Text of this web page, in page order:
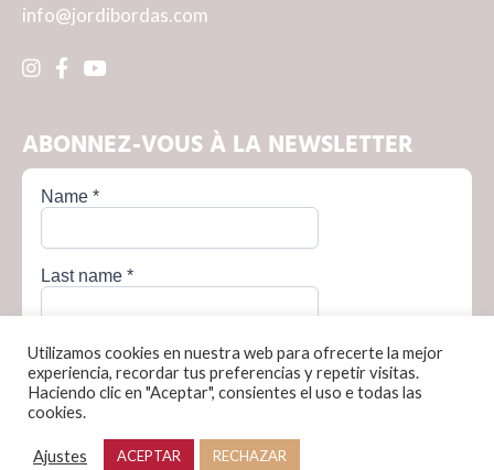
info@jordibordas.com
ABONNEZ-VOUS À LA NEWSLETTER
Condiciones de venta
Utilizamos cookies en nuestra web para ofrecerte la mejor
experiencia, recordar tus preferencias y repetir visitas.
Haciendo clic en "Aceptar", consientes el uso e todas las
cookies.
Ajustes ACEPTAR RECHAZAR